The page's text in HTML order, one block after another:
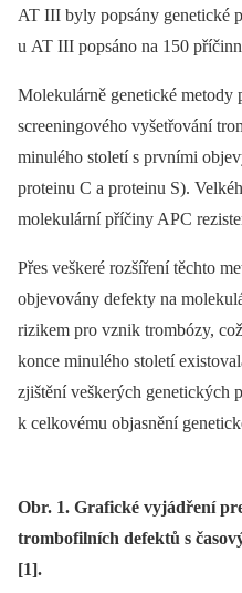
AT III byly popsány genetické
u AT III popsáno na 150
Molekulárně genetické metody
screeningového vyšetřování
minulého století s prvními
proteinu C a proteinu S).
molekulární příčiny APC
Přes veškeré rozšíření těchto
objevovány defekty na
rizikem pro vznik trombózy,
konce minulého století
zjištění veškerých genetických
k celkovému objasnění
Obr. 1. Grafické vyjádření
trombofilních defektů s
[1].